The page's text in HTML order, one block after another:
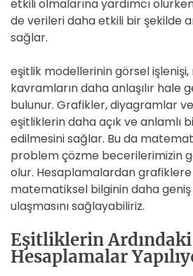
etkili olmalarına yardımcı
de verileri daha etkili bir şekilde
sağlar.
eşitlik modellerinin görsel
kavramların daha anlaşılır hale
bulunur. Grafikler, diyagramlar
eşitliklerin daha açık ve anlamlı
edilmesini sağlar. Bu da
problem çözme becerilerimizin
olur. Hesaplamalardan
matematiksel bilginin daha
ulaşmasını sağlayabiliriz.
Eşitliklerin Ardındaki
Hesaplamalar